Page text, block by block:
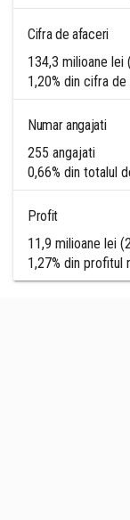
Cifra de afaceri
134,3 milioane lei
1,20% din cifra
Numar angajati
255 angajati
0,66% din totalul
Profit
11,9 milioane lei
1,27% din profitul